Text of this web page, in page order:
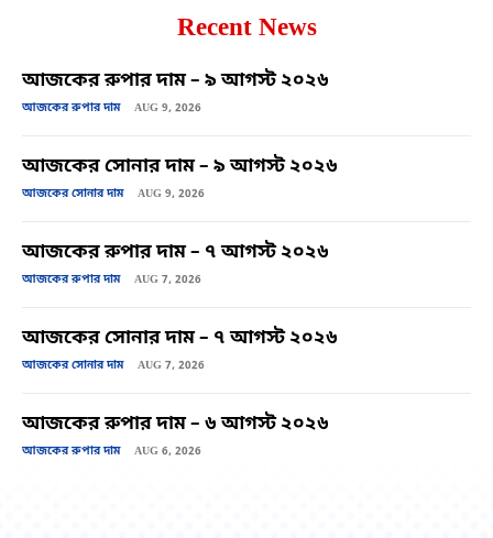
Recent News
আজকের রুপার দাম – ৯ আগস্ট ২০২৬
আজকের রুপার দাম AUG 9, 2026
আজকের সোনার দাম – ৯ আগস্ট ২০২৬
আজকের সোনার দাম AUG 9, 2026
আজকের রুপার দাম – ৭ আগস্ট ২০২৬
আজকের রুপার দাম AUG 7, 2026
আজকের সোনার দাম – ৭ আগস্ট ২০২৬
আজকের সোনার দাম AUG 7, 2026
আজকের রুপার দাম – ৬ আগস্ট ২০২৬
আজকের রুপার দাম AUG 6, 2026